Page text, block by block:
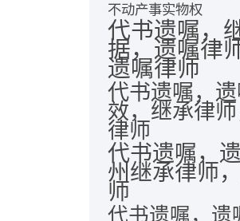
不动产事实物权
代书遗嘱，
据，遗嘱律
遗嘱律师
代书遗嘱，
效，继承律
律师
代书遗嘱，
州继承律师
师
代书遗嘱，遗